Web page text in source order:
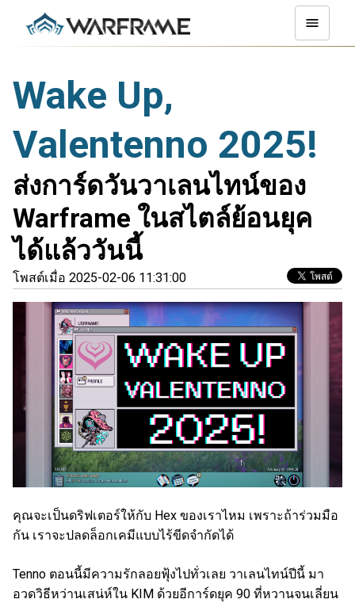
Wake Up,
Valentenno 2025!
ส่งการ์ดวันวาเลนไทน์ของ
Warframe ในสไตล์ย้อนยุค
ได้แล้ววันนี้
โพสต์เมื่อ 2025-02-06 11:31:00
คุณจะเป็นดริฟเตอร์ให้กับ Hex ของเราไหม เพราะถ้าร่วมมือ
กัน เราจะปลดล็อกเคมีแบบไร้ขีดจำกัดได้
Tenno ตอนนี้มีความรักลอยฟุ้งไปทั่วเลย วาเลนไทน์ปีนี้ มา
อวดวิธีหว่านเสน่ห์ใน KIM ด้วยอีการ์ดยุค 90 ที่หวานจนเลี่ยน